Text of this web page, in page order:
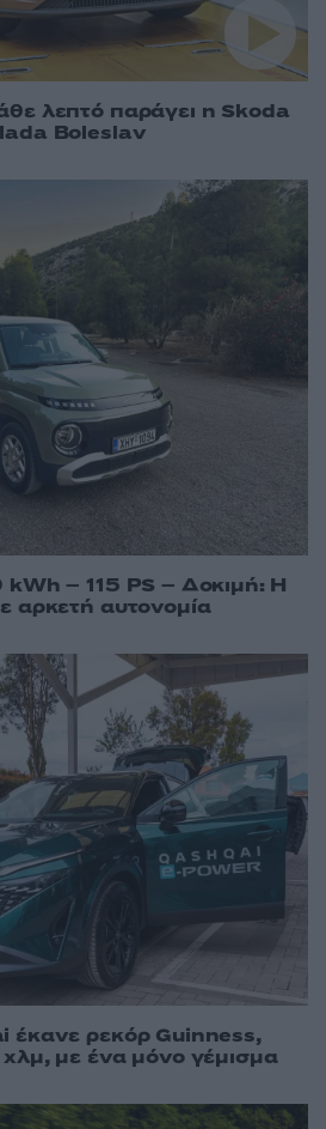
λεπτό παράγει η Skoda
Boleslav
– 115 PS – Δοκιμή: Η
αρκετή αυτονομία
έκανε ρεκόρ Guinness,
με ένα μόνο γέμισμα